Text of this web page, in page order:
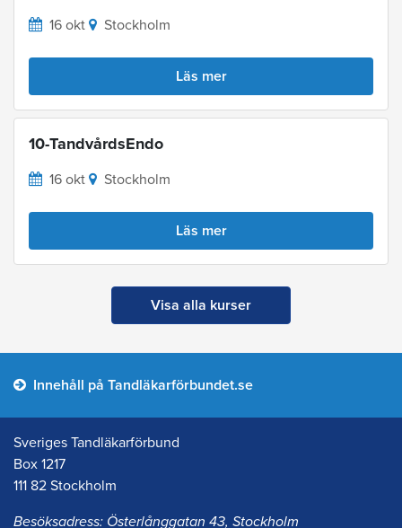
16 okt Stockholm
Läs mer
10-TandvårdsEndo
16 okt Stockholm
Läs mer
Visa alla kurser
Innehåll på Tandläkarförbundet.se
Sveriges Tandläkarförbund
Box 1217
111 82 Stockholm
Besöksadress: Österlånggatan 43, Stockholm